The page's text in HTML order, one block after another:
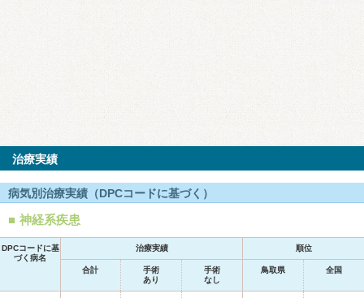
治療実績
病気別治療実績（DPCコードに基づく）
神経系疾患
DPCコードに基
づく病名
治療実績 順位
合計
手術
あり
手術
なし
鳥取県 全国